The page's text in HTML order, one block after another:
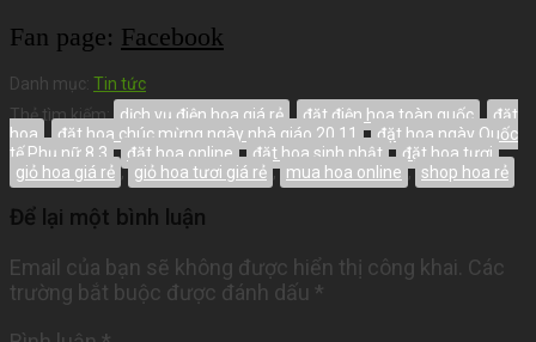
Fan page: Facebook
Danh mục: Tin tức
Thẻ tìm kiếm: dịch vụ điện hoa giá rẻ , đặt điện hoa toàn quốc , đặt
hoa , đặt hoa chúc mừng ngày nhà giáo 20 11 , đặt hoa ngày Quốc
tế Phụ nữ 8 3 , đặt hoa online , đặt hoa sinh nhật , đặt hoa tươi ,
giỏ hoa giá rẻ , giỏ hoa tươi giá rẻ , mua hoa online , shop hoa rẻ
Để lại một bình luận
Email của bạn sẽ không được hiển thị công khai. Các
trường bắt buộc được đánh dấu *